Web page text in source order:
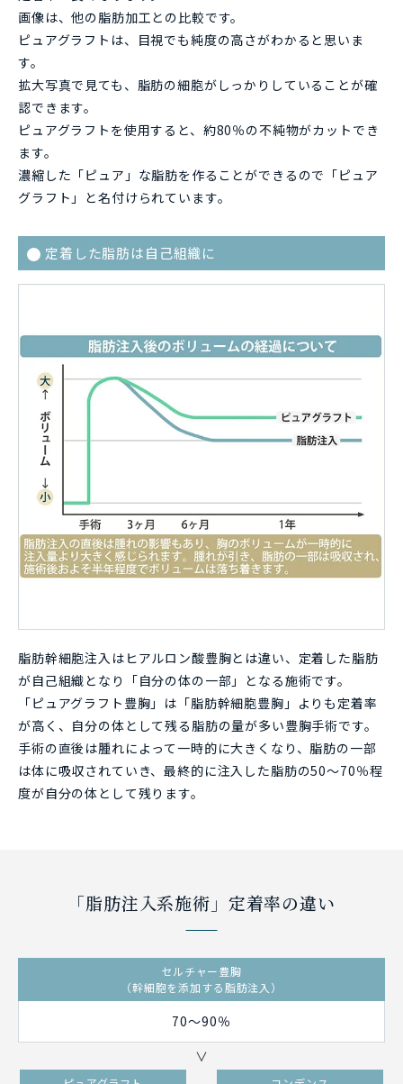
画像は、他の脂肪加工との比較です。
ピュアグラフトは、目視でも純度の高さがわかると思いま
す。
拡大写真で見ても、脂肪の細胞がしっかりしていることが確
認できます。
ピュアグラフトを使用すると、約80％の不純物がカットでき
ます。
濃縮した「ピュア」な脂肪を作ることができるので「ピュア
グラフト」と名付けられています。
定着した脂肪は自己組織に
脂肪幹細胞注入はヒアルロン酸豊胸とは違い、定着した脂肪
が自己組織となり「自分の体の一部」となる施術です。
「ピュアグラフト豊胸」は「脂肪幹細胞豊胸」よりも定着率
が高く、自分の体として残る脂肪の量が多い豊胸手術です。
手術の直後は腫れによって一時的に大きくなり、脂肪の一部
は体に吸収されていき、最終的に注入した脂肪の50～70％程
度が自分の体として残ります。
「脂肪注入系施術」定着率の違い
セルチャー豊胸
（幹細胞を添加する脂肪注入）
70～90％